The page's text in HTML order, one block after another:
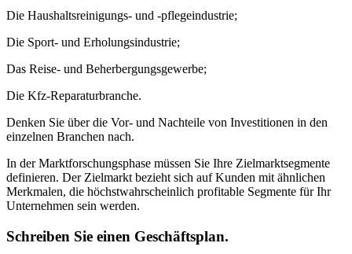
Die Haushaltsreinigungs- und -pflegeindustrie;
Die Sport- und Erholungsindustrie;
Das Reise- und Beherbergungsgewerbe;
Die Kfz-Reparaturbranche.
Denken Sie über die Vor- und Nachteile von Investitionen in den
einzelnen Branchen nach.
In der Marktforschungsphase müssen Sie Ihre Zielmarktsegmente
definieren. Der Zielmarkt bezieht sich auf Kunden mit ähnlichen
Merkmalen, die höchstwahrscheinlich profitable Segmente für Ihr
Unternehmen sein werden.
Schreiben Sie einen Geschäftsplan.